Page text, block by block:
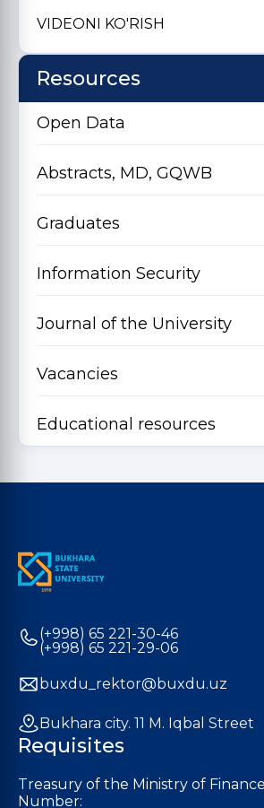
VIDEONI KO'RISH
Resources
Open Data
Abstracts, MD, GQWB
Graduates
Information Security
Journal of the University
Vacancies
Educational resources
(+998) 65 221-30-46
(+998) 65 221-29-06
buxdu_rektor@buxdu.uz
Bukhara city. 11 M. Iqbal Street
Requisites
Treasury of the Ministry of
Number: